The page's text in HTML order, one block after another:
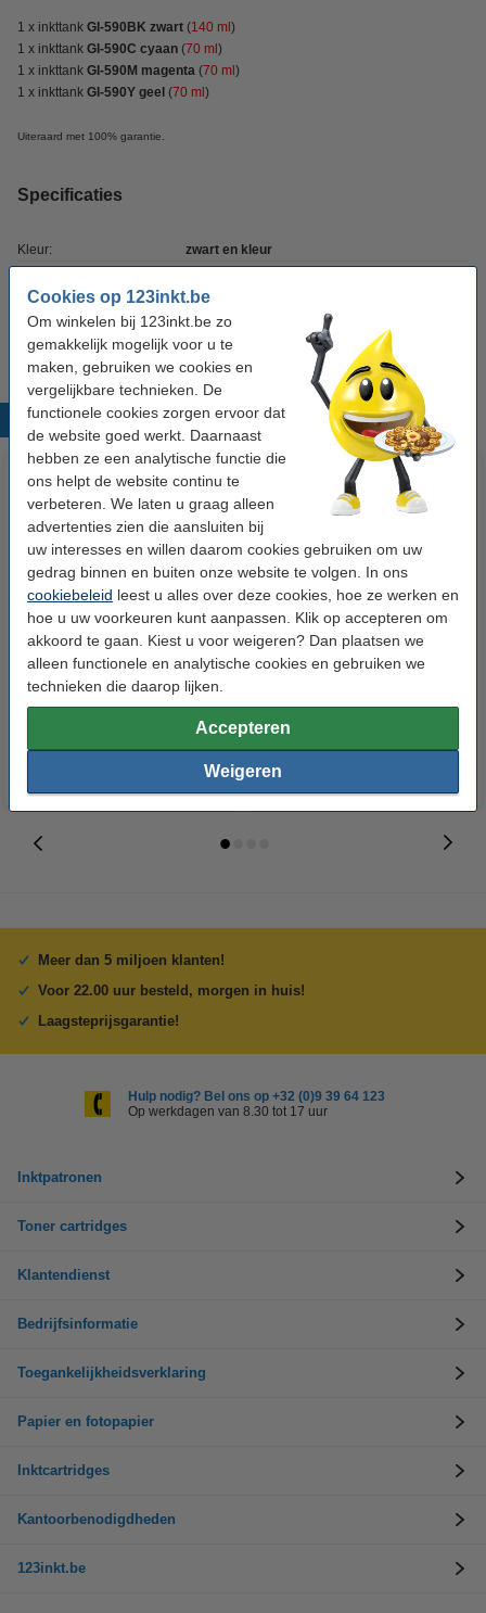
Cookies op 123inkt.be
Om winkelen bij 123inkt.be zo
gemakkelijk mogelijk voor u te
maken, gebruiken we cookies en
vergelijkbare technieken. De
functionele cookies zorgen ervoor dat
de website goed werkt. Daarnaast
hebben ze een analytische functie die
ons helpt de website continu te
verbeteren. We laten u graag alleen
advertenties zien die aansluiten bij
uw interesses en willen daarom cookies gebruiken om uw
gedrag binnen en buiten onze website te volgen. In ons
cookiebeleid leest u alles over deze cookies, hoe ze werken en
hoe u uw voorkeuren kunt aanpassen. Klik op accepteren om
akkoord te gaan. Kiest u voor weigeren? Dan plaatsen we
alleen functionele en analytische cookies en gebruiken we
technieken die daarop lijken.
Accepteren
Weigeren
1 x inkttank GI-590BK zwart (140 ml )
1 x inkttank GI-590C cyaan (70 ml )
1 x inkttank GI-590M magenta (70 ml )
1 x inkttank GI-590Y geel (70 ml )
Uiteraard met 100% garantie.
Specificaties
Kleur: zwart en kleur
Soort: multipack
Populaire producten
Canon GI-590BK inktfles zwart
(123inkt huismerk)
Canon GI-590M inktfles
magenta (123inkt huismerk)
Meer dan 5 miljoen klanten!
Voor 22.00 uur besteld, morgen in huis!
Laagsteprijsgarantie!
Hulp nodig? Bel ons op +32 (0)9 39 64 123
Op werkdagen van 8.30 tot 17 uur
Inktpatronen
Toner cartridges
Klantendienst
Bedrijfsinformatie
Toegankelijkheidsverklaring
Papier en fotopapier
Inktcartridges
Kantoorbenodigdheden
123inkt.be